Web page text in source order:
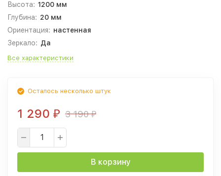
Высота: 1200 мм
Глубина: 20 мм
Ориентация: настенная
Зеркало: Да
Все характеристики
Осталось несколько штук
1 290 ₽ 3 190₽
В корзину